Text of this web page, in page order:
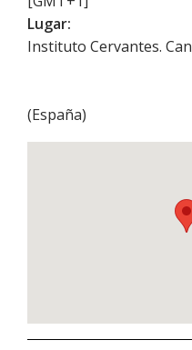
Lugar:
Instituto Cervantes.
(España)